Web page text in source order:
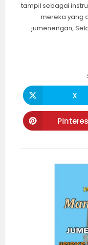
tampil sebagai
mereka yang
jumenengan,
Opens
in
a
new
X
Opens
in